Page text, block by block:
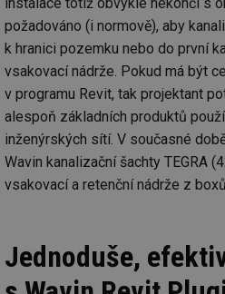
požadováno (i normově), aby
k hranici pozemku nebo do první
vsakovací nádrže. Pokud má být
v programu Revit, tak projektant
alespoň základních produktů
inženýrských sítí. V současné
Wavin kanalizační šachty TEGRA
vsakovací a retenční nádrže z
Jednoduše,